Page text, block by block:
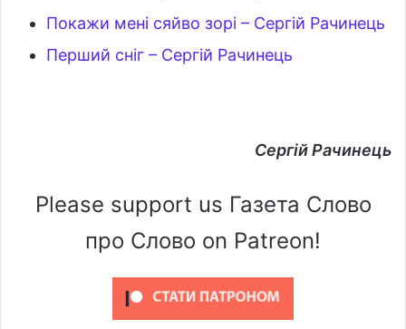
Покажи мені сяйво зорі – Сергій Рачинець
Перший сніг – Сергій Рачинець
Сергій Рачинець
Please support us Газета Слово
про Слово on Patreon!